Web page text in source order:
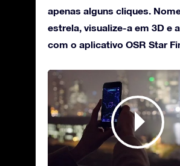
apenas alguns cliques.
estrela, visualize-a em 3D e
com o aplicativo OSR Star